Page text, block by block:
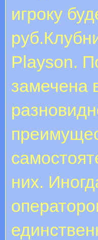
игроку
Playson.
замечена
них.